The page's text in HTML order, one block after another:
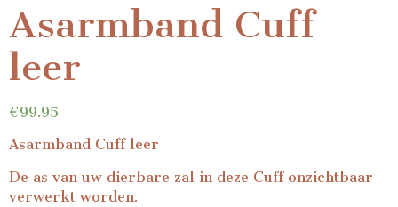
Asarmband Cuff
leer
€99.95
Asarmband Cuff leer
De as van uw dierbare zal in deze Cuff onzichtbaar
verwerkt worden.